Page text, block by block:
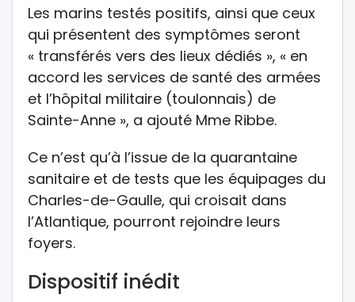
Les marins testés positifs, ainsi que ceux
qui présentent des symptômes seront
« transférés vers des lieux dédiés », « en
accord les services de santé des armées
et l’hôpital militaire (toulonnais) de
Sainte-Anne », a ajouté Mme Ribbe.
Ce n’est qu’à l’issue de la quarantaine
sanitaire et de tests que les équipages du
Charles-de-Gaulle, qui croisait dans
l’Atlantique, pourront rejoindre leurs
foyers.
Dispositif inédit